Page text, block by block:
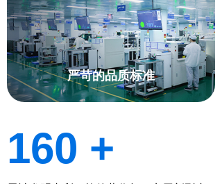
严苛的品质标准
160 +